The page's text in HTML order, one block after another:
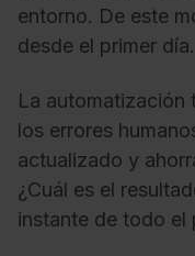
entorno. De este
desde el primer día.
La automatización
los errores
actualizado y
¿Cuál es el
instante de todo el